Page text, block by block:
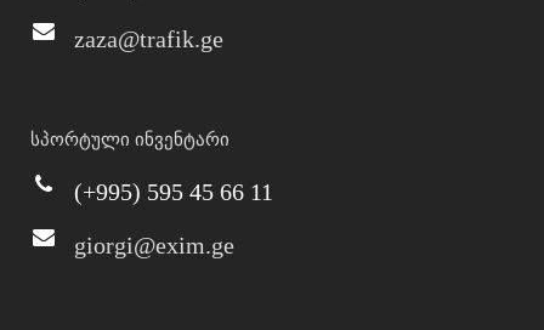
zaza@trafik.ge
სპორტული ინვენტარი
(+995) 595 45 66 11
giorgi@exim.ge